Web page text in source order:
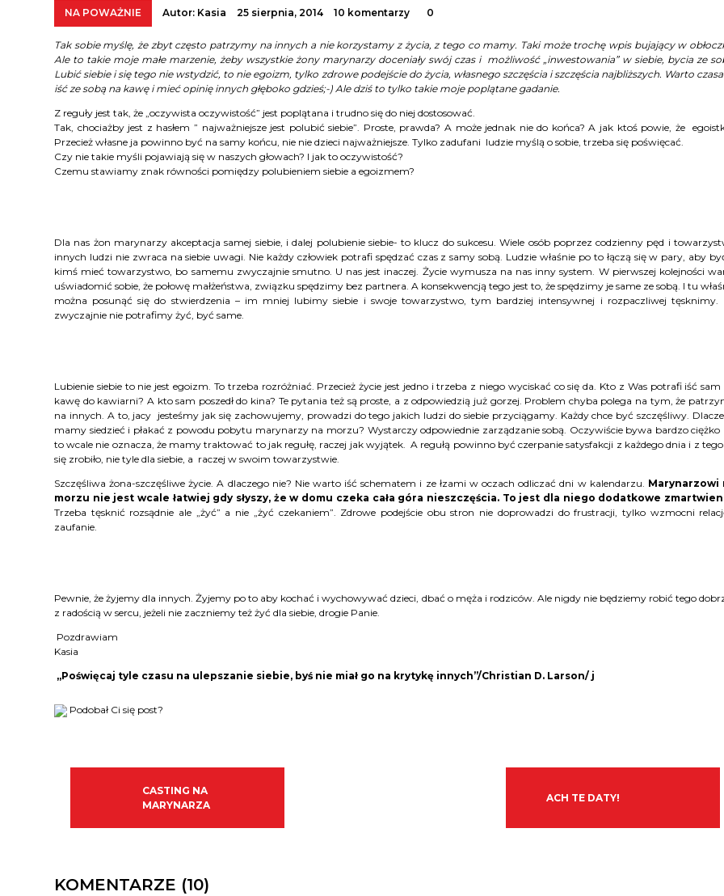
NA POWAŻNIE Autor: Kasia 25 sierpnia, 2014 10 komentarzy 0
Tak sobie myślę, że zbyt często patrzymy na innych a nie korzystamy z życia, z tego co mamy. Taki może trochę wpis bujający w
Ale to takie moje małe marzenie, żeby wszystkie żony marynarzy doceniały swój czas i możliwość „inwestowania” w siebie, bycia ze
Lubić siebie i się tego nie wstydzić, to nie egoizm, tylko zdrowe podejście do życia, własnego szczęścia i szczęścia najbliższych. Warto
iść ze sobą na kawę i mieć opinię innych głęboko gdzieś;-) Ale dziś to tylko takie moje poplątane gadanie.
Z reguły jest tak, że „oczywista oczywistość” jest poplątana i trudno się do niej dostosować.
Tak, chociażby jest z hasłem ” najważniejsze jest polubić siebie”. Proste, prawda? A może jednak nie do końca? A jak ktoś powie, że
Przecież własne ja powinno być na samy końcu, nie nie dzieci najważniejsze. Tylko zadufani ludzie myślą o sobie, trzeba się poświęcać.
Czy nie takie myśli pojawiają się w naszych głowach? I jak to oczywistość?
Czemu stawiamy znak równości pomiędzy polubieniem siebie a egoizmem?
Dla nas żon marynarzy akceptacja samej siebie, i dalej polubienie siebie- to klucz do sukcesu. Wiele osób poprzez codzienny pęd i
innych ludzi nie zwraca na siebie uwagi. Nie każdy człowiek potrafi spędzać czas z samy sobą. Ludzie właśnie po to łączą się w pary, aby
kimś mieć towarzystwo, bo samemu zwyczajnie smutno. U nas jest inaczej. Życie wymusza na nas inny system. W pierwszej kolejności
uświadomić sobie, że połowę małżeństwa, związku spędzimy bez partnera. A konsekwencją tego jest to, że spędzimy je same ze sobą. I tu
można posunąć się do stwierdzenia – im mniej lubimy siebie i swoje towarzystwo, tym bardziej intensywnej i rozpaczliwej tęsknimy.
zwyczajnie nie potrafimy żyć, być same.
Lubienie siebie to nie jest egoizm. To trzeba rozróżniać. Przecież życie jest jedno i trzeba z niego wyciskać co się da. Kto z Was potrafi iść sam
kawę do kawiarni? A kto sam poszedł do kina? Te pytania też są proste, a z odpowiedzią już gorzej. Problem chyba polega na tym, że
na innych. A to, jacy jesteśmy jak się zachowujemy, prowadzi do tego jakich ludzi do siebie przyciągamy. Każdy chce być szczęśliwy.
mamy siedzieć i płakać z powodu pobytu marynarzy na morzu? Wystarczy odpowiednie zarządzanie sobą. Oczywiście bywa bardzo ciężko
to wcale nie oznacza, że mamy traktować to jak regułę, raczej jak wyjątek. A regułą powinno być czerpanie satysfakcji z każdego dnia i z
się zrobiło, nie tyle dla siebie, a raczej w swoim towarzystwie.
Szczęśliwa żona-szczęśliwe życie. A dlaczego nie? Nie warto iść schematem i ze łzami w oczach odliczać dni w kalendarzu. Marynarzowi
morzu nie jest wcale łatwiej gdy słyszy, że w domu czeka cała góra nieszczęścia. To jest dla niego dodatkowe
Trzeba tęsknić rozsądnie ale „żyć” a nie „żyć czekaniem”. Zdrowe podejście obu stron nie doprowadzi do frustracji, tylko wzmocni
zaufanie.
Pewnie, że żyjemy dla innych. Żyjemy po to aby kochać i wychowywać dzieci, dbać o męża i rodziców. Ale nigdy nie będziemy robić tego
z radością w sercu, jeżeli nie zaczniemy też żyć dla siebie, drogie Panie.
Pozdrawiam
Kasia
„Poświęcaj tyle czasu na ulepszanie siebie, byś nie miał go na krytykę innych”/Christian D. Larson/ j
Podobał Ci się post?
CASTING NA
MARYNARZA
ACH TE DATY!
KOMENTARZE (10)